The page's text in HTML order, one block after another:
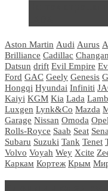
Aston Martin Audi Aurus
Brilliance Cadillac Changan
Datsun drift Evil Empire
Ford GAC Geely Genesis
Hongqi Hyundai Infiniti
Kaiyi KGM Kia Lada
Luxgen Lynk&Co Mazda
Garage Nissan Omoda
Rolls-Royce Saab Seat
Subaru Suzuki Tank Tenet
Volvo Voyah Wey Xcite
Каркам Кортеж Крым